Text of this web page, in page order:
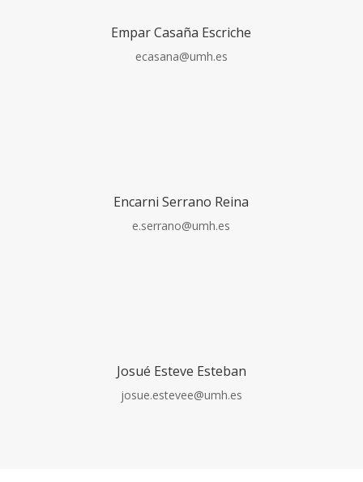
Empar Casaña Escriche
ecasana@umh.es
Encarni Serrano Reina
e.serrano@umh.es
Josué Esteve Esteban
josue.estevee@umh.es